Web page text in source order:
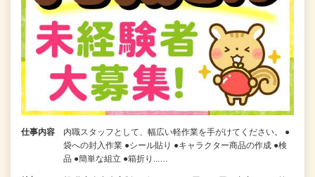
仕事内容
内職スタッフとして、幅広い軽作業を手がけてください。 ●
袋への封入作業 ●シール貼り ●キャラクター商品の作成 ●検
品 ●簡単な組立 ●箱折り...…